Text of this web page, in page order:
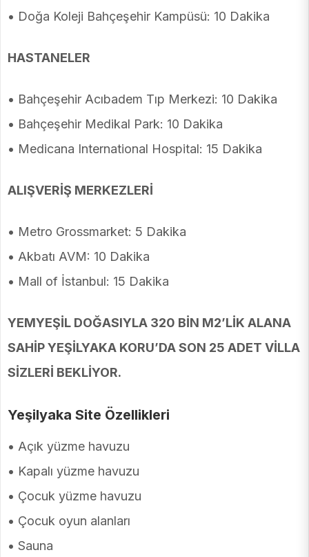
• Doğa Koleji Bahçeşehir Kampüsü: 10 Dakika
HASTANELER
• Bahçeşehir Acıbadem Tıp Merkezi: 10 Dakika
• Bahçeşehir Medikal Park: 10 Dakika
• Medicana International Hospital: 15 Dakika
ALIŞVERİŞ MERKEZLERİ
• Metro Grossmarket: 5 Dakika
• Akbatı AVM: 10 Dakika
• Mall of İstanbul: 15 Dakika
YEMYEŞİL DOĞASIYLA 320 BİN M2’LİK ALANA
SAHİP YEŞİLYAKA KORU’DA SON 25 ADET VİLLA
SİZLERİ BEKLİYOR.
Yeşilyaka Site Özellikleri
• Açık yüzme havuzu
• Kapalı yüzme havuzu
• Çocuk yüzme havuzu
• Çocuk oyun alanları
• Sauna